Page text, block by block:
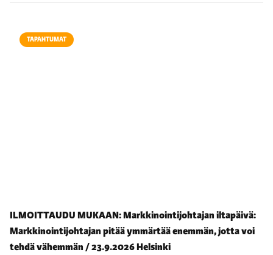
TAPAHTUMAT
ILMOITTAUDU MUKAAN: Markkinointijohtajan iltapäivä:
Markkinointijohtajan pitää ymmärtää enemmän, jotta voi
tehdä vähemmän / 23.9.2026 Helsinki